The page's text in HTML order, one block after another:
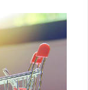
на Ozon